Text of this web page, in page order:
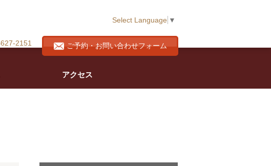
Select Language ▼
ご予約・お問い合わせフォーム
アクセス